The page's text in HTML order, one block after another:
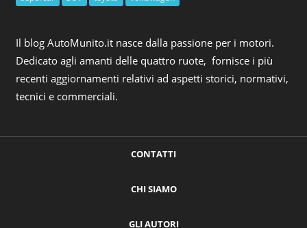
Il blog AutoMunito.it nasce dalla passione per i motori.
Dedicato agli amanti delle quattro ruote, fornisce i più
recenti aggiornamenti relativi ad aspetti storici, normativi,
tecnici e commerciali.
CONTATTI
CHI SIAMO
GLI AUTORI